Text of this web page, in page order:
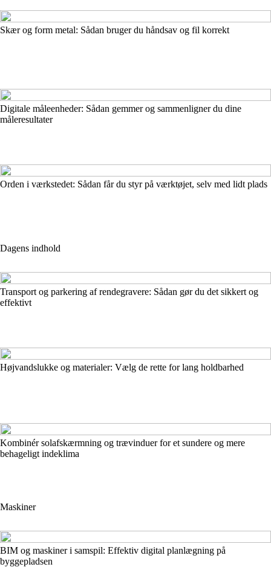
Skær og form metal: Sådan bruger du håndsav og fil korrekt
Digitale måleenheder: Sådan gemmer og sammenligner du dine
måleresultater
Orden i værkstedet: Sådan får du styr på værktøjet, selv med lidt plads
Dagens indhold
Transport og parkering af rendegravere: Sådan gør du det sikkert og
effektivt
Højvandslukke og materialer: Vælg de rette for lang holdbarhed
Kombinér solafskærmning og trævinduer for et sundere og mere
behageligt indeklima
Maskiner
BIM og maskiner i samspil: Effektiv digital planlægning på
byggepladsen